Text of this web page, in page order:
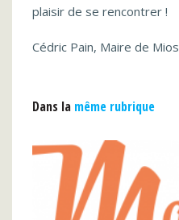
plaisir de se rencontrer !
Cédric Pain, Maire de Mios
Dans la même rubrique